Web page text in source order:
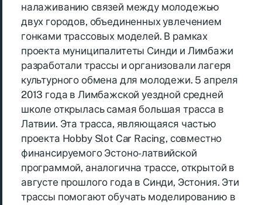
налаживанию связей между молодежью
двух городов, объединенных увлечением
гонками трассовых моделей. В рамках
проекта муниципалитеты Синди и Лимбажи
разработали трассы и организовали лагеря
культурного обмена для молодежи. 5 апреля
2013 года в Лимбажской уездной средней
школе открылась самая большая трасса в
Латвии. Эта трасса, являющаяся частью
проекта Hobby Slot Car Racing, совместно
финансируемого Эстоно-латвийской
программой, аналогична трассе, открытой в
августе прошлого года в Синди, Эстония. Эти
трассы помогают обучать моделированию в